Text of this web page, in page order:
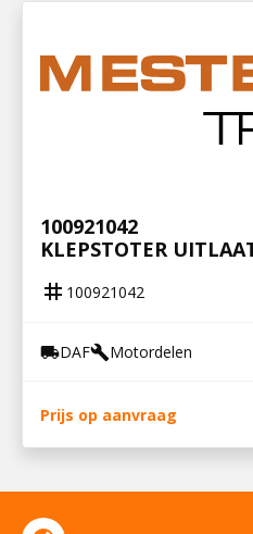
100921042
KLEPSTOTER
tag 100921042
local_shippingDAFbuildMotordelen
Prijs op aanvraag